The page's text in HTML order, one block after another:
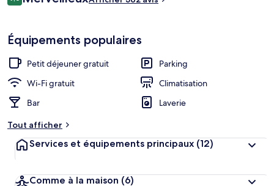
voyageurs
9,0 sur 10
Équipements populaires
Petit déjeuner gratuit
Parking
Wi-Fi gratuit
Climatisation
Bar
Laverie
Tout afficher
Services et équipements principaux (12)
Comme à la maison (6)